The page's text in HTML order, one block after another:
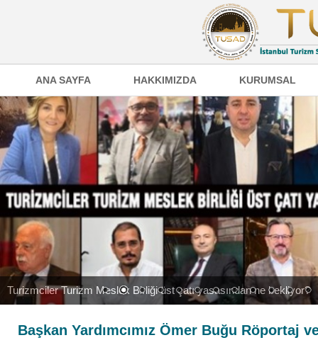
ANA SAYFA HAKKIMIZDA KURUMSAL
Turizmciler Turizm Meslek Birliği üst çatı yasasından ne bekliyor?
Başkan Yardımcımız Ömer Buğu Röportaj